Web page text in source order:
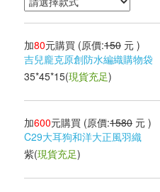
加80元購買 (原價:150 元 )
吉兒龐克原創防水編織購物袋
35*45*15(現貨充足)
加600元購買 (原價:1580 元 )
C29大耳狗和洋大正風羽織
紫(現貨充足)